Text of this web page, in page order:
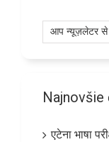
आप न्यूज़लेटर से
Najnovšie
एटेना भाषा